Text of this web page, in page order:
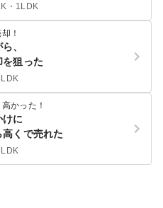
・1LDK
！
、
を狙った
かった！
けに
くで売れた